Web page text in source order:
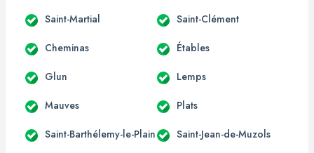
Saint-Martial Saint-Clément
Cheminas Étables
Glun Lemps
Mauves Plats
Saint-Barthélemy-le-Plain Saint-Jean-de-Muzols